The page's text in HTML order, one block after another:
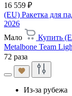
16 559 ₽
(EU) Ракетка для
2026
Мало
Купить
Metalbone Team
72 раза
Из-за рубежа